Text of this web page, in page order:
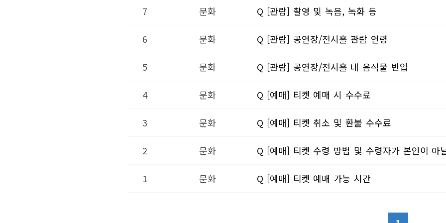
7 문화 Q [관람] 촬영 및 녹음, 녹화 등
6 문화 Q [관람] 공연장/전시홀 관람 연령
5 문화 Q [관람] 공연장/전시홀 내 음식물 반입
4 문화 Q [예매] 티켓 예매 시 수수료
3 문화 Q [예매] 티켓 취소 및 환불 수수료
2 문화 Q [예매] 티켓 수령 방법 및 수령자가 본인이 아
1 문화 Q [예매] 티켓 예매 가능 시간